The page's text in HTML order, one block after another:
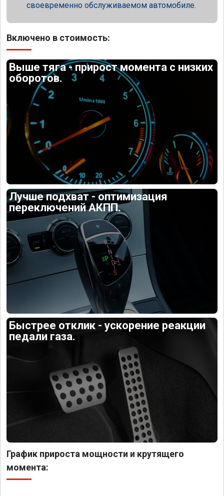
своевременно обслуживаемом автомобиле.
Включено в стоимость:
Выше тяга - прирост момента с низких
оборотов.
Лучше подхват - оптимизация
переключений АКПП.
Быстрее отклик - ускорение реакции
педали газа.
График прироста мощности и крутящего
момента: